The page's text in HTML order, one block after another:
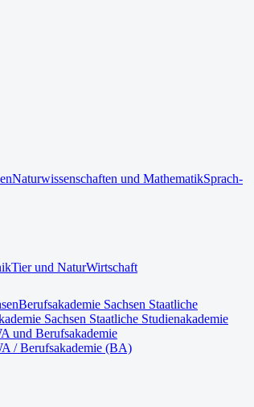
Naturwissenschaften und MathematikSprach-
Tier und NaturWirtschaft
Berufsakademie Sachsen Staatliche
Sachsen Staatliche Studienakademie
und Berufsakademie
/ Berufsakademie (BA)